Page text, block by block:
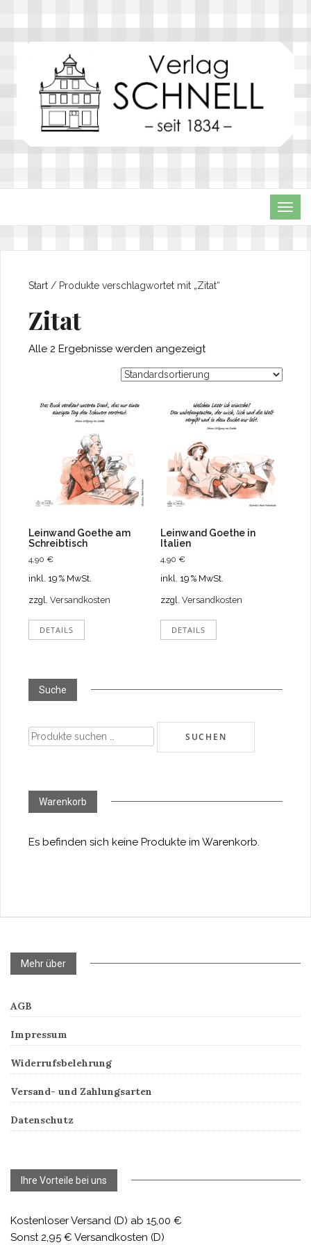
Start / Produkte verschlagwortet mit „Zitat“
Zitat
Alle 2 Ergebnisse werden angezeigt
Leinwand Goethe am
Schreibtisch
4,90 €
inkl. 19 % MwSt.
zzgl. Versandkosten
DETAILS
Leinwand Goethe in
Italien
4,90 €
inkl. 19 % MwSt.
zzgl.Versandkosten
DETAILS
Suche
Suchen
nach:
SUCHEN
Warenkorb
Es befinden sich keine Produkte im Warenkorb.
Mehr über
AGB
Impressum
Widerrufsbelehrung
Versand- und Zahlungsarten
Datenschutz
Ihre Vorteile bei uns
Kostenloser Versand (D) ab 15,00 €
Sonst 2,95 € Versandkosten (D)